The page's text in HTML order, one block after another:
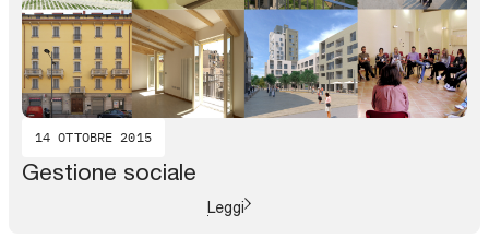
14 OTTOBRE 2015
Gestione sociale
Leggi